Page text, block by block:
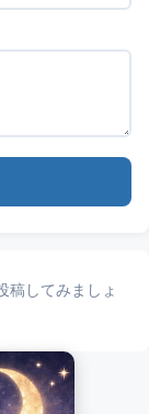
稿してみましょ